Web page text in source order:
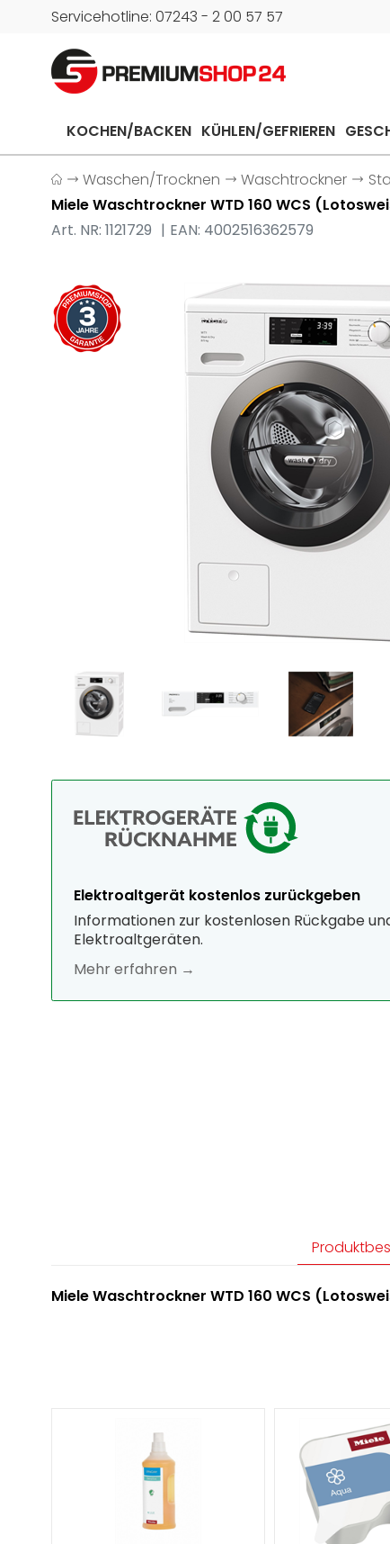
Servicehotline: 07243 - 2 00 57 57
KOCHEN/BACKEN KÜHLEN/GEFRIEREN
Waschen/Trocknen Waschtrockner
Miele Waschtrockner WTD 160 WCS
Art. NR: 1121729
EAN: 4002516362579
Elektroaltgerät kostenlos zurückgeben
Informationen zur kostenlosen Rückgabe
Elektroaltgeräten.
Mehr erfahren →
Miele Waschtrockner WTD 160 WCS